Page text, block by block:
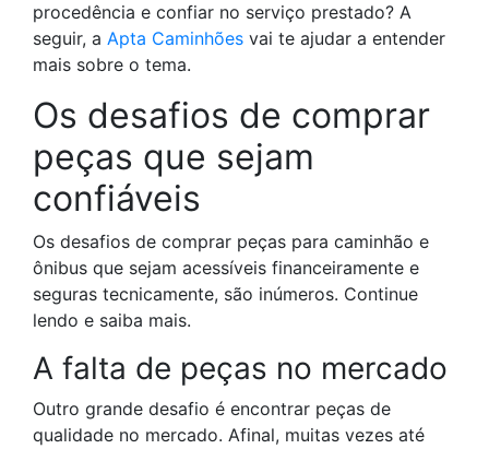
procedência e confiar no serviço prestado? A
seguir, a Apta Caminhões vai te ajudar a entender
mais sobre o tema.
Os desafios de comprar
peças que sejam
confiáveis
Os desafios de comprar peças para caminhão e
ônibus que sejam acessíveis financeiramente e
seguras tecnicamente, são inúmeros. Continue
lendo e saiba mais.
A falta de peças no mercado
Outro grande desafio é encontrar peças de
qualidade no mercado. Afinal, muitas vezes até